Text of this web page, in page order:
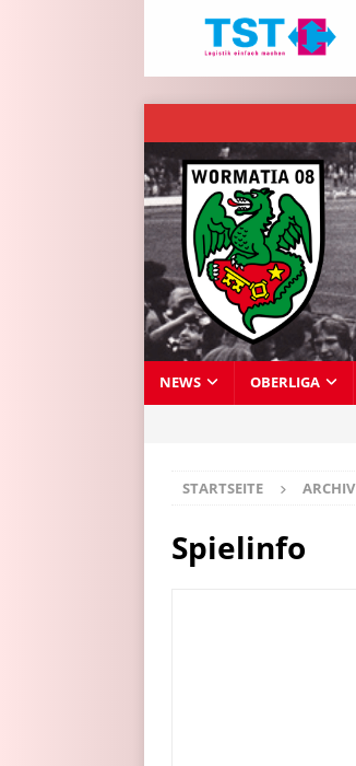
NEWS OBERLIGA
STARTSEITE ARCHIV
Spielinfo